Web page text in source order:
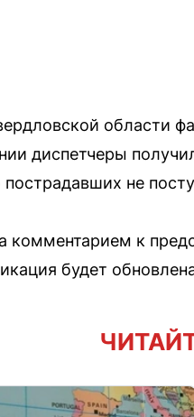
области
диспетчеры
не
комментарием к
будет